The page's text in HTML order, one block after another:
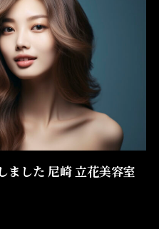
ました 尼崎 立花美容室